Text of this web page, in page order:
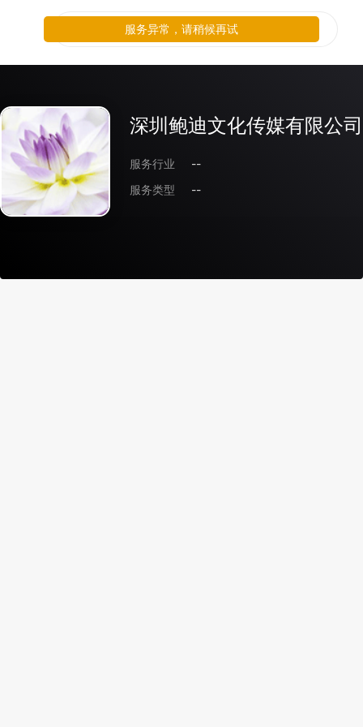
深圳鲍迪文化传媒有限公司
服务行业
--
服务类型
--
服务异常，请稍候再试